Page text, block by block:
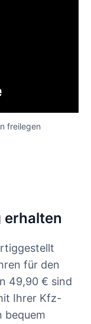
freilegen
erhalten
für den
49,90 € sind
Ihrer Kfz-
bequem